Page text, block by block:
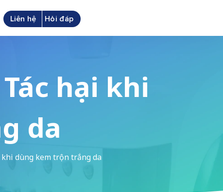
Liên hệ Hỏi đáp
hại khi
da
dùng kem trộn trắng da